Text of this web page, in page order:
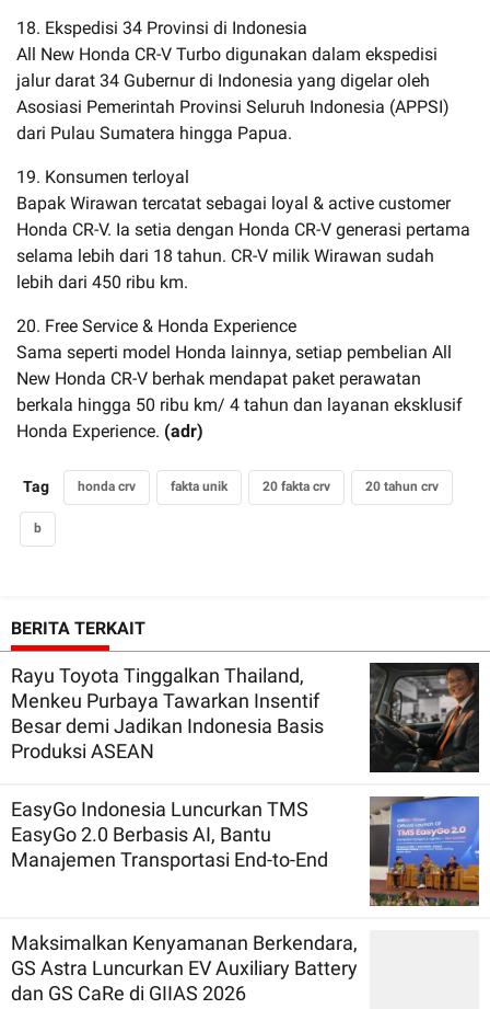
18. Ekspedisi 34 Provinsi di Indonesia
All New Honda CR-V Turbo digunakan dalam ekspedisi
jalur darat 34 Gubernur di Indonesia yang digelar oleh
Asosiasi Pemerintah Provinsi Seluruh Indonesia (APPSI)
dari Pulau Sumatera hingga Papua.
19. Konsumen terloyal
Bapak Wirawan tercatat sebagai loyal & active customer
Honda CR-V. Ia setia dengan Honda CR-V generasi pertama
selama lebih dari 18 tahun. CR-V milik Wirawan sudah
lebih dari 450 ribu km.
20. Free Service & Honda Experience
Sama seperti model Honda lainnya, setiap pembelian All
New Honda CR-V berhak mendapat paket perawatan
berkala hingga 50 ribu km/ 4 tahun dan layanan eksklusif
Honda Experience. (adr)
Tag honda crv fakta unik 20 fakta crv 20 tahun crv
b
BERITA TERKAIT
Rayu Toyota Tinggalkan Thailand,
Menkeu Purbaya Tawarkan Insentif
Besar demi Jadikan Indonesia Basis
Produksi ASEAN
EasyGo Indonesia Luncurkan TMS
EasyGo 2.0 Berbasis AI, Bantu
Manajemen Transportasi End-to-End
Maksimalkan Kenyamanan Berkendara,
GS Astra Luncurkan EV Auxiliary Battery
dan GS CaRe di GIIAS 2026